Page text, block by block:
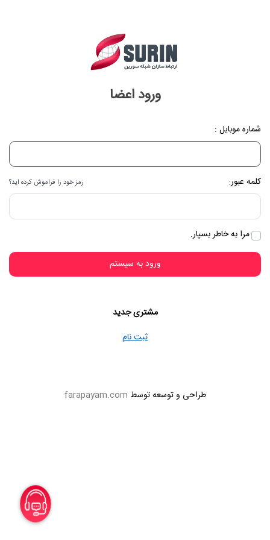
ورود اعضا
شماره موبایل :
کلمه عبور: رمز خود را فراموش کرده اید؟
مرا به خاطر بسپار.
ورود به سیستم
مشتری جدید
ثبت نام
طراحی و توسعه توسط farapayam.com